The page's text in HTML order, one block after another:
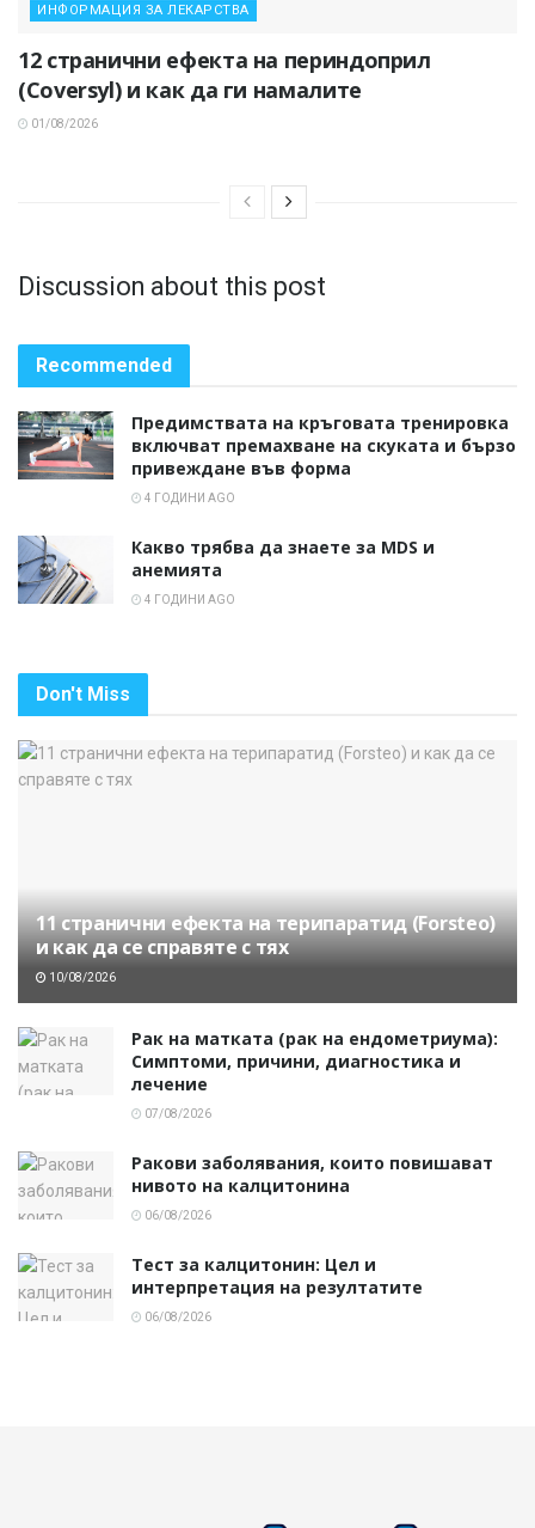
ИНФОРМАЦИЯ ЗА ЛЕКАРСТВА
12 странични ефекта на периндоприл
(Coversyl) и как да ги намалите
01/08/2026
Discussion about this post
Recommended
Предимствата на кръговата тренировка
включват премахване на скуката и бързо
привеждане във форма
4 ГОДИНИ AGO
Какво трябва да знаете за MDS и
анемията
4 ГОДИНИ AGO
Don't Miss
11 странични ефекта на терипаратид (Forsteo)
и как да се справяте с тях
10/08/2026
Рак на матката (рак на ендометриума):
Симптоми, причини, диагностика и
лечение
07/08/2026
Ракови заболявания, които повишават
нивото на калцитонина
06/08/2026
Тест за калцитонин: Цел и
интерпретация на резултатите
06/08/2026